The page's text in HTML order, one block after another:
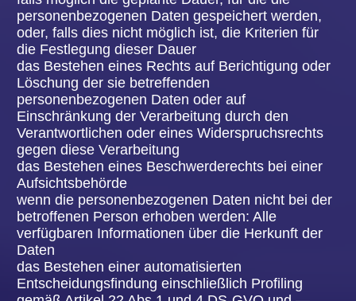
Verarbeitet die Volksbühne Hanau e.V.
personenbezogene Daten, um Direktwerbung zu
betreiben, so hat die betroffene Person das Recht,
jederzeit Widerspruch gegen die Verarbeitung der
personenbezogenen Daten zum Zwecke derartiger
Werbung einzulegen. Dies gilt auch für das
Profiling, soweit es mit solcher Direktwerbung in
Verbindung steht. Widerspricht die betroffene
Person gegenüber der Volksbühne Hanau e.V. der
Verarbeitung für Zwecke der Direktwerbung, so
wird die Volksbühne Hanau e.V. die
personenbezogenen Daten nicht mehr für diese
Zwecke verarbeiten.
Zudem hat die betroffene Person das Recht, aus
Gründen, die sich aus ihrer besonderen Situation
ergeben, gegen die sie betreffende Verarbeitung
personenbezogener Daten, die bei der Volksbühne
Hanau e.V. zu wissenschaftlichen oder
historischen Forschungszwecken oder zu
statistischen Zwecken gemäß Art. 89 Abs. 1 DS-
GVO erfolgen, Widerspruch einzulegen, es sei
denn, eine solche Verarbeitung ist zur Erfüllung
einer im öffentlichen Interesse liegenden Aufgabe
erforderlich.